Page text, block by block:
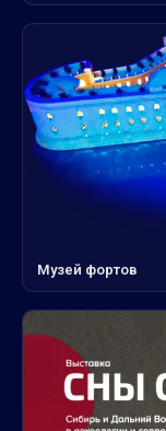
Музей фортов